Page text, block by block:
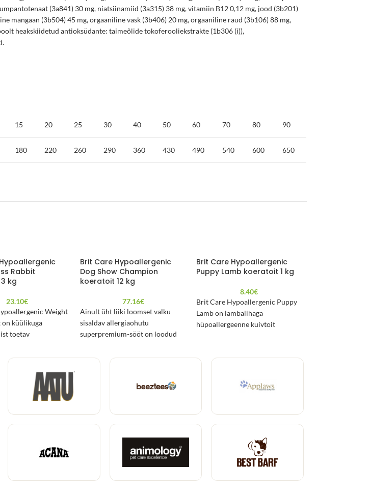
(3a841) 30 mg, niatsiinamiid (3a315) 38 mg, vitamiin B12 0,12 mg, jood (3b201)
mangaan (3b504) 45 mg, orgaaniline vask (3b406) 20 mg, orgaaniline raud (3b106) 88 mg,
heakskiidetud antioksüdante: taimeõlide tokoferooliekstrakte (1b306 (i)),
15 20 25 30 40 50 60 70 80 90
180 220 260 290 360 430 490 540 600 650
Rabbit
kg
23.10€
Weight
on küülikuga
toetav
Brit Care Hypoallergenic
Dog Show Champion
koeratoit 12 kg
77.16€
Ainult üht liiki loomset valku
sisaldav allergiaohutu
superpremium-sööt on loodud
hoidmiseks. Suur oomega-3
Brit Care Hypoallergenic
Puppy Lamb koeratoit 1 kg
8.40€
Brit Care Hypoallergenic Puppy
Lamb on lambalihaga
hüpoallergeenne kuivtoit